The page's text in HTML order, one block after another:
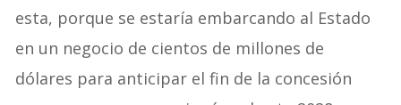
esta, porque se estaría embarcando al Estado
en un negocio de cientos de millones de
dólares para anticipar el fin de la concesión